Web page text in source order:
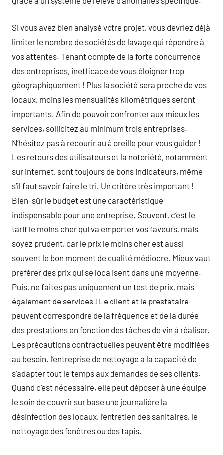
Si vous avez bien analysé votre projet, vous devriez déjà
limiter le nombre de sociétés de lavage qui répondre à
vos attentes. Tenant compte de la forte concurrence
des entreprises, inefficace de vous éloigner trop
géographiquement ! Plus la société sera proche de vos
locaux, moins les mensualités kilométriques seront
importants. Afin de pouvoir confronter aux mieux les
services, sollicitez au minimum trois entreprises.
N’hésitez pas à recourir au à oreille pour vous guider !
Les retours des utilisateurs et la notoriété, notamment
sur internet, sont toujours de bons indicateurs, même
s’il faut savoir faire le tri. Un critère très important !
Bien-sûr le budget est une caractéristique
indispensable pour une entreprise. Souvent, c’est le
tarif le moins cher qui va emporter vos faveurs, mais
soyez prudent, car le prix le moins cher est aussi
souvent le bon moment de qualité médiocre. Mieux vaut
preférer des prix qui se localisent dans une moyenne.
Puis, ne faites pas uniquement un test de prix, mais
également de services ! Le client et le prestataire
peuvent correspondre de la fréquence et de la durée
des prestations en fonction des tâches de vin à réaliser.
Les précautions contractuelles peuvent être modifiées
au besoin. l’entreprise de nettoyage a la capacité de
s’adapter tout le temps aux demandes de ses clients.
Quand c’est nécessaire, elle peut déposer à une équipe
le soin de couvrir sur base une journalière la
désinfection des locaux, l’entretien des sanitaires, le
nettoyage des fenêtres ou des tapis.